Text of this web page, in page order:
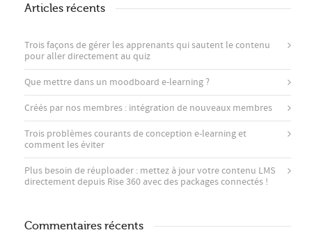
Articles récents
Trois façons de gérer les apprenants qui sautent le contenu
pour aller directement au quiz
Que mettre dans un moodboard e-learning ?
Créés par nos membres : intégration de nouveaux membres
Trois problèmes courants de conception e-learning et
comment les éviter
Plus besoin de réuploader : mettez à jour votre contenu LMS
directement depuis Rise 360 ​​avec des packages connectés !
Commentaires récents